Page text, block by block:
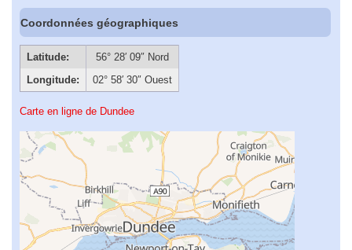
Coordonnées géographiques
Latitude:
56° 28′ 09″ Nord
Longitude:
02° 58′ 30″ Ouest
Carte en ligne de Dundee